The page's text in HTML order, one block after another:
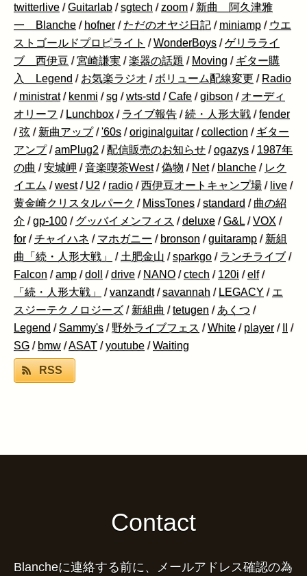
twitterlive /Guitarlab /sgtech /zoom / 新曲 阿久津雅
一 Blanche / hofner / ただのオヤジ日記 / miniamp / ウエ
ストゴールドプロピライト /WonderBoys /ゲリラライ
ブ 西伊豆 /宮崎謙実 /楽器の話題 / Moving / ギター購
入 Legend / お気楽ラジオ /ボリューム配線変更 / Radio
/ ministrat / kenmi /sg /wts-std /Cafe /gibson / オーディ
オリーフ / Lunchbox / ライブ報告 /続・人形大戦 /fender
/弦 / 新曲アップ /'60s /originalguitar /collection / ギター
アンプ /amPlug2 / 配信販売のお知らせ /ogazys / 1987年
の曲 /安城岬 /音楽喫茶West /偽物 / Net / blanche / レク
イエム /west / U2 / radio / 西伊豆オートキャンプ場 / live /
黄金崎クリスタルパーク / MissTones /standard / 曲の紹
介 /gp-100 / グッバイメンフィス /deluxe /G&L /VOX /
for /チャイハネ / マホガニー / bronson /guitaramp / 新組
曲「続・人形大戦」
/土肥金山 /sparkgo / ランチライブ /
Falcon /amp /doll /drive / NANO /ctech / 120i /elf /
「続・人形大戦」
/vanzandt /savannah / LEGACY / エ
スジーテクノロジーズ / 新組曲 /tetugen / あくつ /
Legend /Sammy's /野外ライブフェス /White / player /
/
SG / bmw /ASAT /youtube /Waiting
RSS
Contact
Blancheに連絡する前に、メールアドレス確認の為